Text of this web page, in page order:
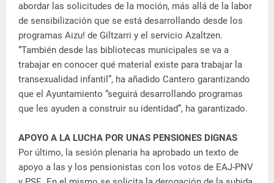
abordar las solicitudes de la moción, más allá de la labor
de sensibilización que se está desarrollando desde los
programas Aizu! de Giltzarri y el servicio Azaltzen.
“También desde las bibliotecas municipales se va a
trabajar en conocer qué material existe para trabajar la
transexualidad infantil”, ha añadido Cantero garantizando
que el Ayuntamiento “seguirá desarrollando programas
que les ayuden a construir su identidad”, ha garantizado.
APOYO A LA LUCHA POR UNAS PENSIONES DIGNAS
Por último, la sesión plenaria ha aprobado un texto de
apoyo a las y los pensionistas con los votos de EAJ-PNV